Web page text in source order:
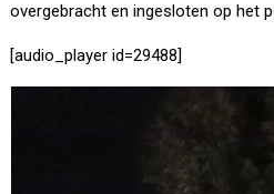
overgebracht en ingesloten op het
[audio_player id=29488]